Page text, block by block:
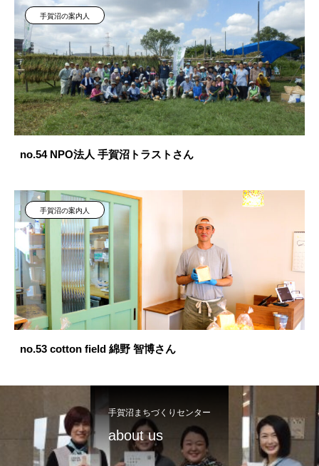
手賀沼の案内人
no.54 NPO法人 手賀沼トラストさん
手賀沼の案内人
no.53 cotton field 綿野 智博さん
手賀沼まちづくりセンター
about us